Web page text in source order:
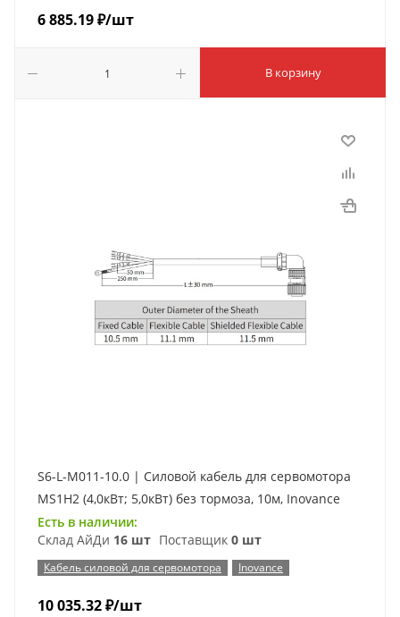
6 885.19₽/шт
В корзину
S6-L-M011-10.0 | Силовой кабель для сервомотора
MS1H2 (4,0кВт; 5,0кВт) без тормоза, 10м, Inovance
Есть в наличии:
Склад АйДи 16 шт Поставщик 0 шт
Кабель силовой для сервомотора Inovance
10 035.32₽/шт